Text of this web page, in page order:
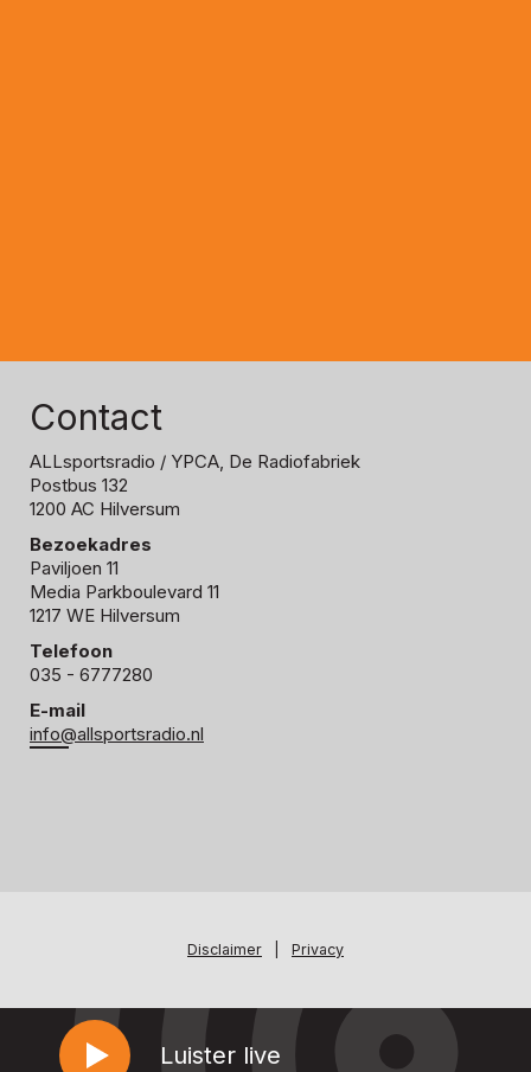
Luister live
Contact
ALLsportsradio / YPCA, De Radiofabriek
Postbus 132
1200 AC Hilversum
Bezoekadres
Paviljoen 11
Media Parkboulevard 11
1217 WE Hilversum
Telefoon
035 - 6777280
E-mail
info@allsportsradio.nl
Disclaimer Privacy